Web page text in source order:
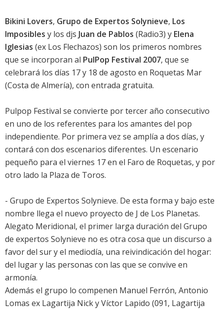
Bikini Lovers, Grupo de Expertos Solynieve, Los
Imposibles y los djs Juan de Pablos (Radio3) y Elena
Iglesias (ex Los Flechazos) son los primeros nombres
que se incorporan al PulPop Festival 2007, que se
celebrará los días 17 y 18 de agosto en Roquetas Mar
(Costa de Almería), con entrada gratuita.
Pulpop Festival se convierte por tercer año consecutivo
en uno de los referentes para los amantes del pop
independiente. Por primera vez se amplía a dos días, y
contará con dos escenarios diferentes. Un escenario
pequeño para el viernes 17 en el Faro de Roquetas, y por
otro lado la Plaza de Toros.
- Grupo de Expertos Solynieve. De esta forma y bajo este
nombre llega el nuevo proyecto de J de Los Planetas.
Alegato Meridional, el primer larga duración del Grupo
de expertos Solynieve no es otra cosa que un discurso a
favor del sur y el mediodía, una reivindicación del hogar:
del lugar y las personas con las que se convive en
armonía.
Además el grupo lo compenen Manuel Ferrón, Antonio
Lomas ex Lagartija Nick y Víctor Lapido (091, Lagartija